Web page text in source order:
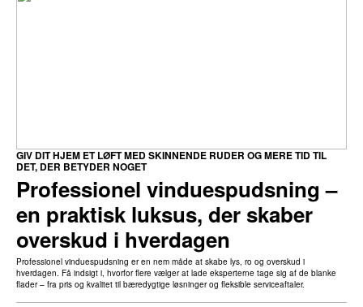
Professionel vinduespudsning –
en praktisk luksus, der skaber
overskud i hverdagen
GIV DIT HJEM ET LØFT MED SKINNENDE RUDER OG MERE TID TIL
DET, DER BETYDER NOGET
Professionel vinduespudsning er en nem måde at skabe lys, ro og overskud i
hverdagen. Få indsigt i, hvorfor flere vælger at lade eksperterne tage sig af de blanke
flader – fra pris og kvalitet til bæredygtige løsninger og fleksible serviceaftaler.